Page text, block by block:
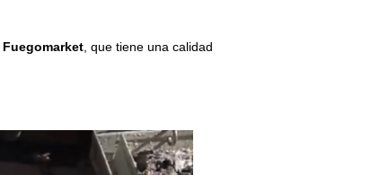
Fuegomarket, que tiene una calidad